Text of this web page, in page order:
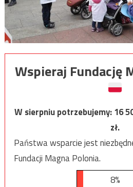
Wspieraj Fundację
W sierpniu potrzebujemy:16
zł.
Państwa wsparcie jest
Fundacji Magna Polonia.
8%